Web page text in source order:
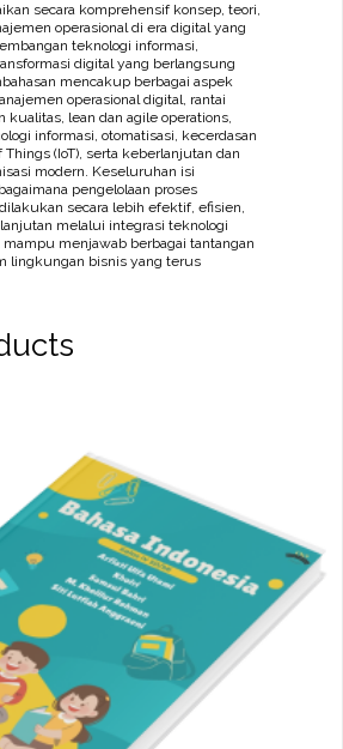
secara komprehensif konsep, teori,
operasional di era digital yang
teknologi informasi,
digital yang berlangsung
mencakup berbagai aspek
operasional digital, rantai
kualitas, lean dan agile operations,
informasi, otomatisasi, kecerdasan
(IoT), serta keberlanjutan dan
modern. Keseluruhan isi
pengelolaan proses
secara lebih efektif, efisien,
melalui integrasi teknologi
menjawab berbagai tantangan
lingkungan bisnis yang terus